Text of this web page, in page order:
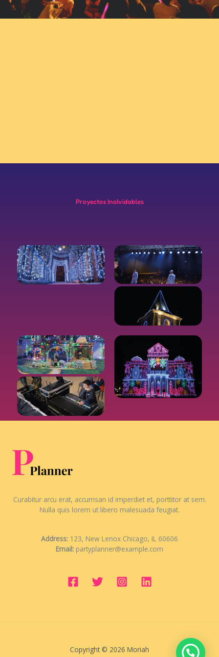
Proyectos Inolvidables
Curabitur arcu erat, accumsan id imperdiet et, porttitor at sem.
Nulla quis lorem ut libero malesuada feugiat.
Address: 123, New Lenox Chicago, IL 60606
Email: partyplanner@example.com
Copyright © 2026 Moriah